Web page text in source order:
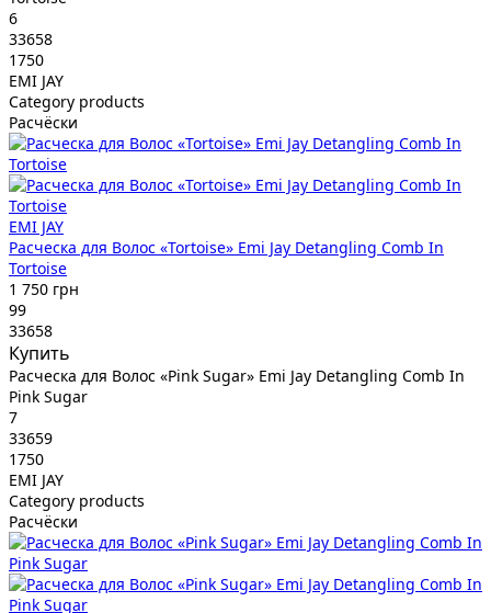
6
33658
1750
EMI JAY
Category products
Расчёски
EMI JAY
Расческа для Волос «Tortoise» Emi Jay Detangling Comb In
Tortoise
1 750 грн
99
33658
Купить
Расческа для Волос «Pink Sugar» Emi Jay Detangling Comb In
Pink Sugar
7
33659
1750
EMI JAY
Category products
Расчёски